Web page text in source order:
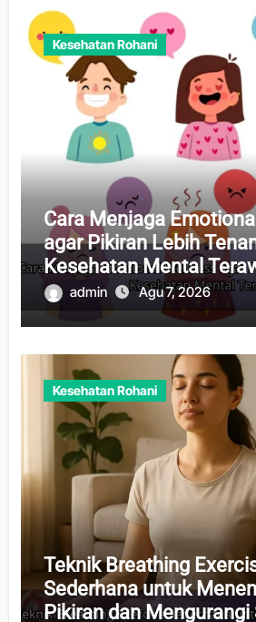
Kesehatan Rohani
Cara Menjaga
agar Pikiran Lebih
Kesehatan Mental
admin Agu 7, 2026
Kesehatan Rohani
Teknik Breathing
Sederhana untuk
Pikiran dan Mengurangi